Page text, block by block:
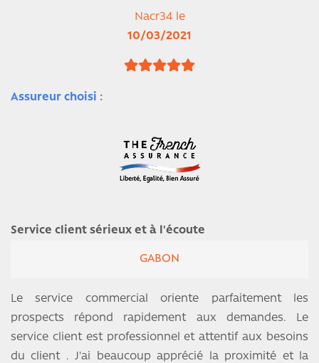
Nacr34 le
10/03/2021
Assureur choisi :
Service client sérieux et à l'écoute
GABON
Le service commercial oriente parfaitement les
prospects répond rapidement aux demandes. Le
service client est professionnel et attentif aux besoins
du client . J'ai beaucoup apprécié la proximité et la